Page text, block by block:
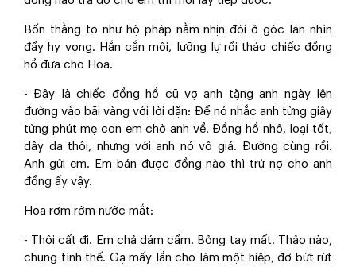
Bốn thằng to như hộ pháp nằm nhịn đói ở góc lán nhìn
đầy hy vọng. Hắn cắn môi, lưỡng lự rồi tháo chiếc đồng
hồ đưa cho Hoa.
- Đây là chiếc đồng hồ cũ vợ anh tặng anh ngày lên
đường vào bãi vàng với lời dặn: Để nó nhắc anh từng giây
từng phút mẹ con em chờ anh về. Đồng hồ nhỏ, loại tốt,
dây da thôi, nhưng với anh nó vô giá. Đường cùng rồi.
Anh gửi em. Em bán được đồng nào thì trừ nợ cho anh
đồng ấy vậy.
Hoa rơm rớm nước mắt:
- Thôi cất đi. Em chả dám cầm. Bỏng tay mất. Thảo nào,
chung tình thế. Gạ mấy lần cho làm một hiệp, đỡ bứt rứt